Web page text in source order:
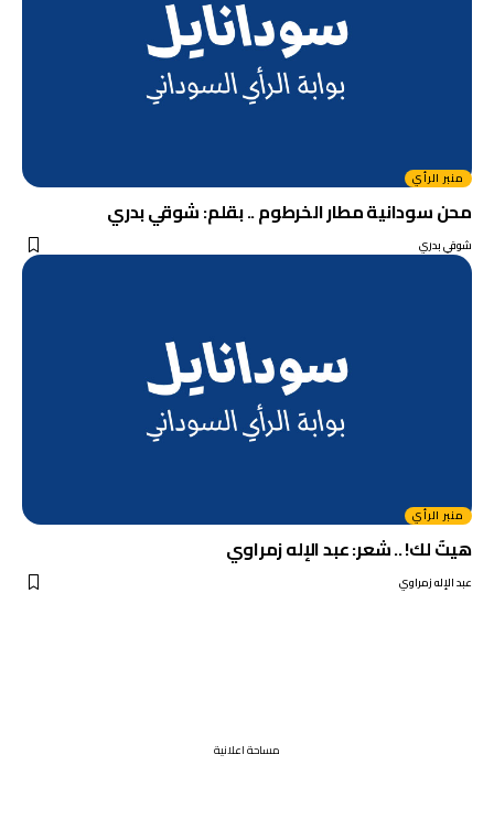
منبر الرأي
محن سودانية مطار الخرطوم .. بقلم: شوقي بدري
شوقي بدري
منبر الرأي
هيتٓ لك! .. شعر: عبد الإله زمراوي
عبد الإله زمراوي
مساحة اعلانية